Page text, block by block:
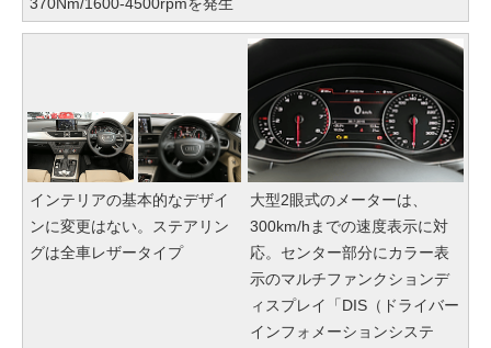
インテリアの基本的なデザイ
ンに変更はない。ステアリン
グは全車レザータイプ
大型2眼式のメーターは、
300km/hまでの速度表示に対
応。センター部分にカラー表
示のマルチファンクションデ
ィスプレイ「DIS（ドライバー
インフォメーションシステ